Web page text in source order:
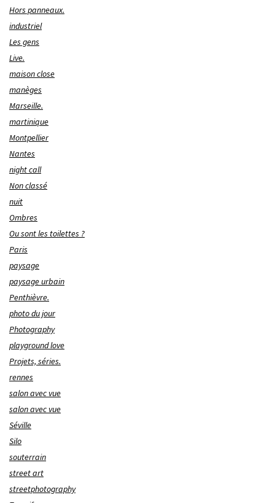
Hors panneaux.
industriel
Les gens
Live.
maison close
manèges
Marseille.
martinique
Montpellier
Nantes
night call
Non classé
nuit
Ombres
Ou sont les toilettes ?
Paris
paysage
paysage urbain
Penthièvre.
photo du jour
Photography
playground love
Projets, séries.
rennes
salon avec vue
salon avec vue
Séville
Silo
souterrain
street art
streetphotography